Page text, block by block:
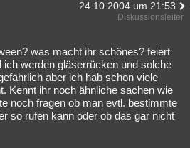
Mystery Kriminalfälle
Orte Esoterik Literatur
24.10.2004 um 21:53
Diskussionsleiter
was macht ihr schönes? feiert
ich werden gläserrücken und solche
aber ich hab schon viele
Kennt ihr noch ähnliche sachen wie
noch fragen ob man evtl. bestimmte
so rufen kann oder ob das gar nicht